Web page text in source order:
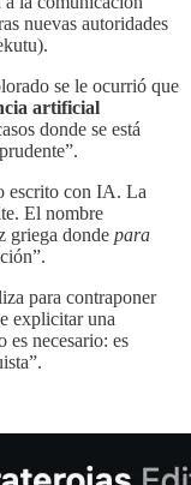
nuevas autoridades
se le ocurrió que
artificial
donde se está
escrito con IA. La
El nombre
griega donde para
para contraponer
explicitar una
es necesario: es